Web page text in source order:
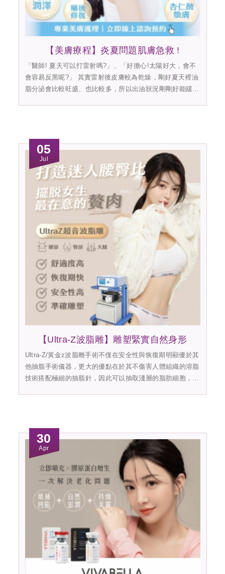
【美膚療程】炎夏問題肌膚急救 !
「醫師! 夏天可以打雷射嗎?」、「好擔心!太陽好大，會不
會容易反黑呢?」 其實雷射後皮膚較為乾燥，剛好夏天裡油
脂分泌會比較旺盛、也比較多，所以出油狀況剛剛好能緩和
05
Jul
【Ultra-Z波脂雕】雕塑緊實自然身形
Ultra-Z/黃金z波脂雕手術不僅在安全性與恢復期明顯優於其
他抽脂手術儀器，更大的優點在於其不傷害人體組織的溶脂
技術搭配極細的抽脂針，因此可以抽取淺層的脂肪細胞，進
30
Apr